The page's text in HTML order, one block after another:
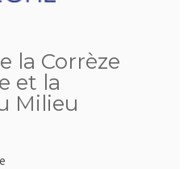
la Corrèze
et la
Milieu